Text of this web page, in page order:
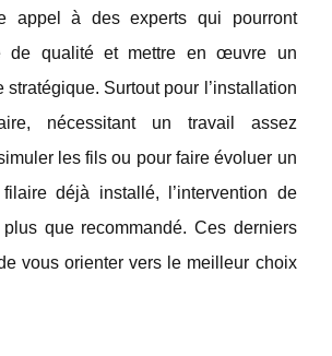
appel à des experts qui pourront
de qualité et mettre en œuvre un
stratégique. Surtout pour l’installation
nécessitant un travail assez
les fils ou pour faire évoluer un
filaire déjà installé, l’intervention de
que recommandé. Ces derniers
vous orienter vers le meilleur choix